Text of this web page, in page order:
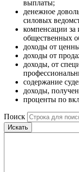
выплаты;
денежное
силовых
компенсации за
общественных
доходы от
доходы от
доходы, от
содержание
доходы,
проценты по
Поиск
Искать